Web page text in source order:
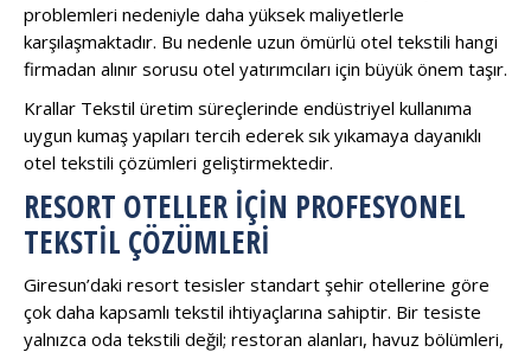
problemleri nedeniyle daha yüksek maliyetlerle
karşılaşmaktadır. Bu nedenle uzun ömürlü otel tekstili hangi
firmadan alınır sorusu otel yatırımcıları için büyük önem taşır.
Krallar Tekstil üretim süreçlerinde endüstriyel kullanıma
uygun kumaş yapıları tercih ederek sık yıkamaya dayanıklı
otel tekstili çözümleri geliştirmektedir.
RESORT OTELLER İÇIN PROFESYONEL
TEKSTIL ÇÖZÜMLERI
Giresun’daki resort tesisler standart şehir otellerine göre
çok daha kapsamlı tekstil ihtiyaçlarına sahiptir. Bir tesiste
yalnızca oda tekstili değil; restoran alanları, havuz bölümleri,